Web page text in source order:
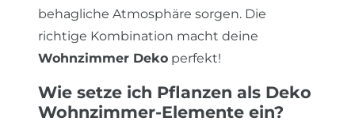
behagliche Atmosphäre sorgen. Die
richtige Kombination macht deine
Wohnzimmer Deko perfekt!
Wie setze ich Pflanzen als Deko
Wohnzimmer-Elemente ein?